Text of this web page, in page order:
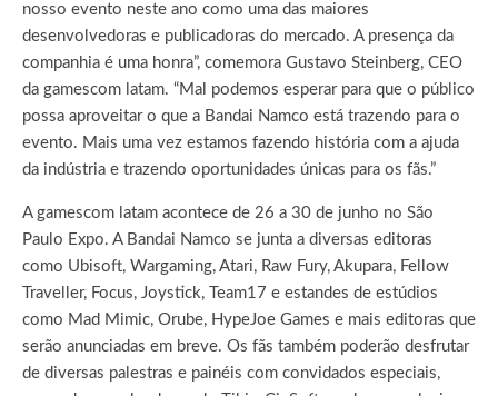
nosso evento neste ano como uma das maiores
desenvolvedoras e publicadoras do mercado. A presença da
companhia é uma honra”, comemora Gustavo Steinberg, CEO
da gamescom latam. “Mal podemos esperar para que o público
possa aproveitar o que a Bandai Namco está trazendo para o
evento. Mais uma vez estamos fazendo história com a ajuda
da indústria e trazendo oportunidades únicas para os fãs.”
A gamescom latam acontece de 26 a 30 de junho no São
Paulo Expo. A Bandai Namco se junta a diversas editoras
como Ubisoft, Wargaming, Atari, Raw Fury, Akupara, Fellow
Traveller, Focus, Joystick, Team17 e estandes de estúdios
como Mad Mimic, Orube, HypeJoe Games e mais editoras que
serão anunciadas em breve. Os fãs também poderão desfrutar
de diversas palestras e painéis com convidados especiais,